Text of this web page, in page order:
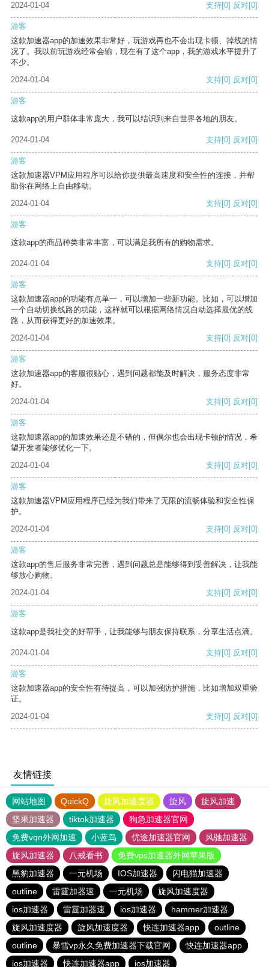
2024-01-04 支持[0] 反对[0]
游客
这款加速器app的加速效果非常好，玩游戏再也不会出现卡顿、掉线的情
况了。我以前玩游戏经常会输，现在有了这个app，我的游戏水平提升了
不少。
2024-01-04
支持[0] 反对[0]
游客
这款app的用户群体非常庞大，我可以结识到来自世界各地的朋友。
2024-01-04 支持[0] 反对[0]
游客
这款加速器VPM应用程序可以给你提供最高速度和安全性的连接，并帮
助你在网络上自由移动。
2024-01-04
支持[0] 反对[0]
游客
这款app的商品种类非常丰富，可以满足我所有的购物需求。
2024-01-04 支持[0] 反对[0]
游客
这款加速器app的功能有点单一，可以增加一些新功能。比如，可以增加
一个自动切换线路的功能，这样就可以根据网络情况自动选择最优的线
路，从而获得更好的加速效果。
2024-01-04
支持[0] 反对[0]
游客
这款加速器app的客服很贴心，遇到问题都能及时解决，服务态度非常
好。
2024-01-04
支持[0] 反对[0]
游客
这款加速器app的加速效果还是不错的，但偶尔也会出现卡顿的情况，希
望开发者能够优化一下。
2024-01-04
支持[0] 反对[0]
游客
这款加速器VPM应用程序已经为我们带来了无限的流畅体验和安全性保
护。
2024-01-04
支持[0] 反对[0]
游客
这款app的售后服务非常完善，遇到问题总是能够得到妥善解决，让我能
够放心购物。
2024-01-04
支持[0] 反对[0]
游客
这款app是我社交的好帮手，让我能够与朋友保持联系，分享生活点滴。
2024-01-04 支持[0] 反对[0]
游客
这款加速器app的安全性有待提高，可以加强防护措施，比如增加双重验
证。
2024-01-04
支持[0] 反对[0]
友情链接
网站地图 QuickQ 旋风加速度器 旋风
旋风加速
坚果加速器
tiktok加速器
狗急加速器官网
免费vqn外网加速
小蓝鸟 优途加速器官网
风驰加速器
旋风加速器
八戒看书
免费vps加速器外网苹果版
黑豹加速器
一元机场 IOS加速器
闪电猫加速器
outline
雷霆加器速 一元机场
旋风加速度器
ios加速器
雷霆加器速 ios加速器
hammer加速器
旋风加速度器
旋风加速度器 快连加速器app
outline
outline
暴雪vp永久免费加速器下载官网
快连加速器app
ios加速器
快连加速器app ios加速器